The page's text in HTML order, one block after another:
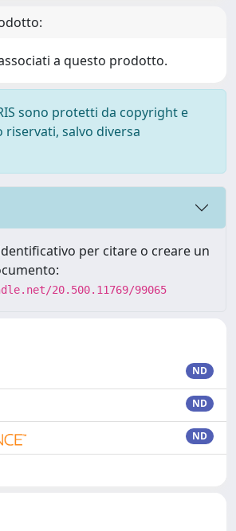
a questo prodotto.
sono protetti da copyright e
salvo diversa
per citare o creare un
20.500.11769/99065
ND
ND
ND